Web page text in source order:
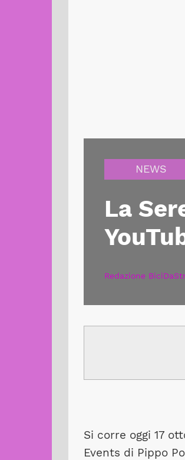
NEWS
La
Redazione
Si corre oggi 17
Events di Pippo